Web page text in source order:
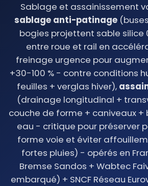
Sablage et assainissement
sablage anti-patinage
bogies projettent sable silice
entre roue et rail en
freinage urgence pour
+30-100 % - contre conditions
feuilles + verglas hiver),
(drainage longitudinal +
couche de forme + caniveaux +
eau - critique pour préserver
forme voie et éviter
fortes pluies) - opérés en
Bremse Sandos + Wabtec
embarqué) + SNCF Réseau